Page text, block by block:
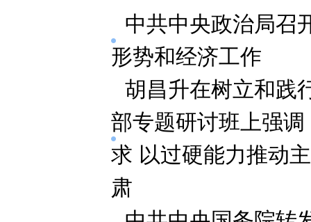
中共中央政治局召
形势和经济工作
胡昌升在树立和践
部专题研讨班上强
求 以过硬能力推动
肃